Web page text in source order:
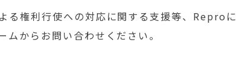
る権利行使への対応に関する支援等、Repro
ムからお問い合わせください。